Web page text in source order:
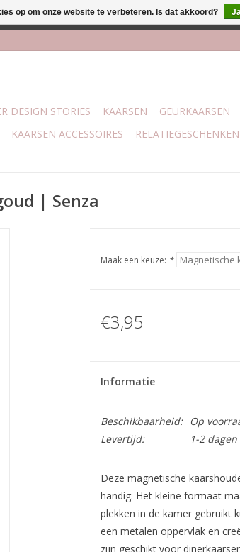
DESIGN STORIES KAARSEN GEURKAARSEN
KAARSEN ACCESSOIRES
| Senza
Maak een keuze: *
€3,95
Informatie
Beschikbaarheid:
Op
Levertijd:
1-2 dagen
Deze magnetische
handig. Het kleine formaat
plekken in de kamer gebruikt
een metalen oppervlak en
zijn geschikt voor
op om onze website te verbeteren. Is dat akkoord?
Woon & Cadeau | Belvederelaan 107 Zwolle